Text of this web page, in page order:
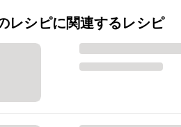
レシピに関連するレシピ